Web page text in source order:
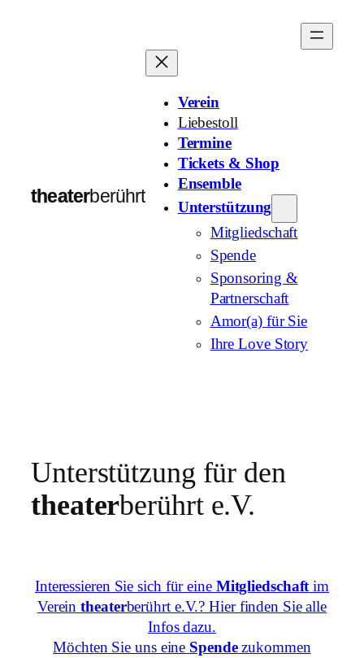
theaterberührt
Verein
Liebestoll
Termine
Tickets & Shop
Ensemble
Unterstützung
Mitgliedschaft
Spende
Sponsoring &
Partnerschaft
Amor(a) für Sie
Ihre Love Story
Unterstützung für den
theaterberührt e.V.
Interessieren Sie sich für eine Mitgliedschaft im
Verein theaterberührt e.V.? Hier finden Sie alle
Infos dazu.
Möchten Sie uns eine Spendezukommen